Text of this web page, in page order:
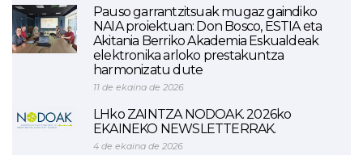
Pauso garrantzitsuak mugaz gaindiko
NAIA proiektuan: Don Bosco, ESTIA eta
Akitania Berriko Akademia Eskualdeak
elektronika arloko prestakuntza
harmonizatu dute
11 de ekaina de 2026
LHko ZAINTZA NODOAK. 2026ko
EKAINEKO NEWSLETTERRAK.
4 de ekaina de 2026